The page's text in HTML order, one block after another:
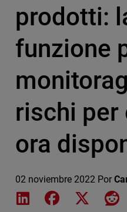
prodotti:
funzione
rischi per
ora
02 noviembre 2022 Por
Share on LinkedIn
Share onShare on